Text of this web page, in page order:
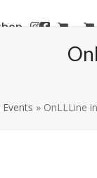
Events » OnLLLine